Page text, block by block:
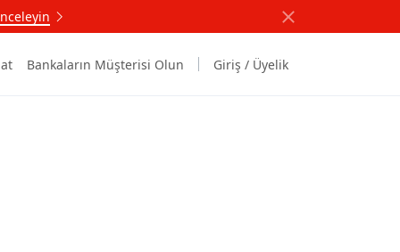
Bankaların Müşterisi Olun Giriş / Üyelik